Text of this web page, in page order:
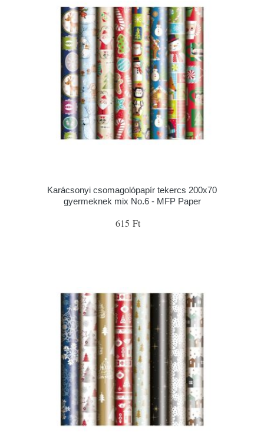
Karácsonyi csomagolópapír tekercs 200x70
gyermeknek mix No.6 - MFP Paper
615 Ft